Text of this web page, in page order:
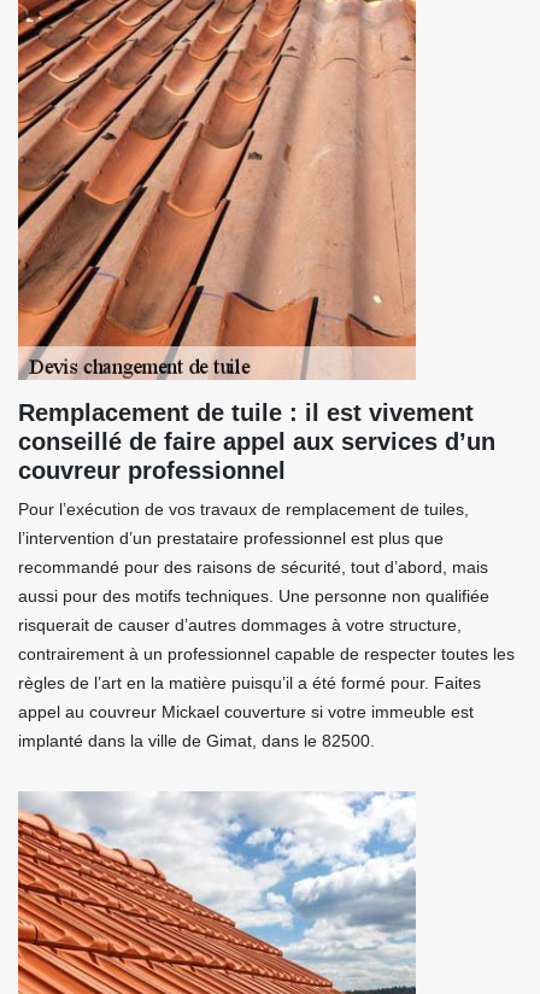
Remplacement de tuile : il est vivement
conseillé de faire appel aux services d’un
couvreur professionnel
Pour l’exécution de vos travaux de remplacement de tuiles,
l’intervention d’un prestataire professionnel est plus que
recommandé pour des raisons de sécurité, tout d’abord, mais
aussi pour des motifs techniques. Une personne non qualifiée
risquerait de causer d’autres dommages à votre structure,
contrairement à un professionnel capable de respecter toutes les
règles de l’art en la matière puisqu’il a été formé pour. Faites
appel au couvreur Mickael couverture si votre immeuble est
implanté dans la ville de Gimat, dans le 82500.